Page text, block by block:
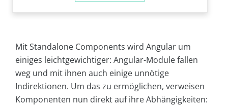
Mit Standalone Components wird Angular um
einiges leichtgewichtiger: Angular-Module fallen
weg und mit ihnen auch einige unnötige
Indirektionen. Um das zu ermöglichen, verweisen
Komponenten nun direkt auf ihre Abhängigkeiten: